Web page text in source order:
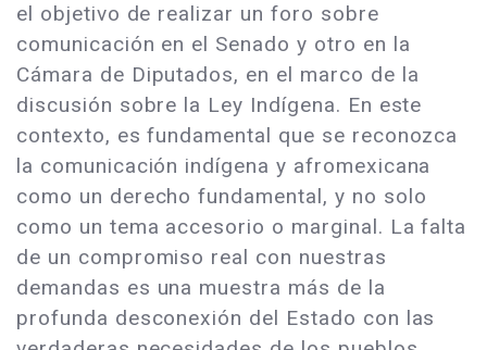
el objetivo de realizar un foro sobre
comunicación en el Senado y otro en la
Cámara de Diputados, en el marco de la
discusión sobre la Ley Indígena. En este
contexto, es fundamental que se reconozca
la comunicación indígena y afromexicana
como un derecho fundamental, y no solo
como un tema accesorio o marginal. La falta
de un compromiso real con nuestras
demandas es una muestra más de la
profunda desconexión del Estado con las